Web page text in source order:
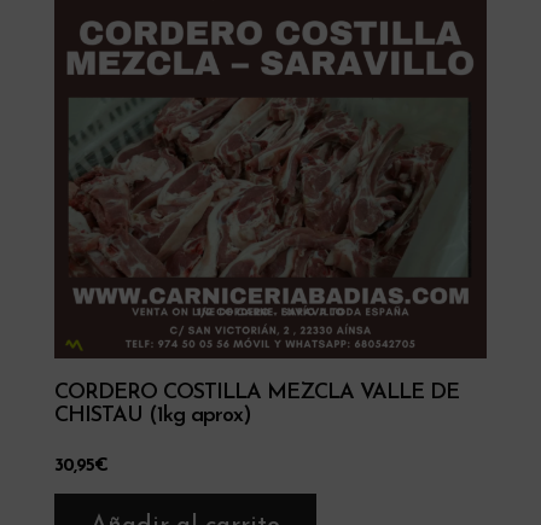
CORDERO COSTILLA MEZCLA VALLE DE
CHISTAU (1kg aprox)
30,95€